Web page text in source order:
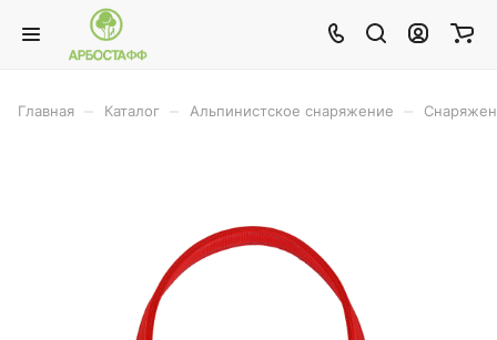
Главная Каталог Альпинистское снаряжение